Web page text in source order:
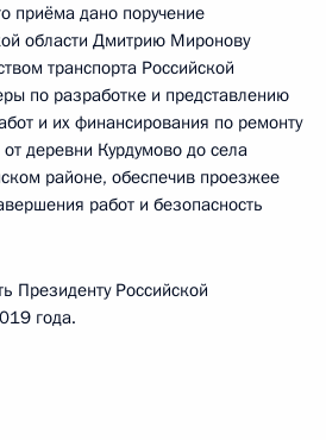
приёма дано поручение
области Дмитрию Миронову
транспорта Российской
по разработке и представлению
и их финансирования по ремонту
деревни Курдумово до села
районе, обеспечив проезжее
работ и безопасность
Президенту Российской
года.